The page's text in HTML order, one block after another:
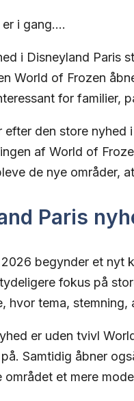
i gang….
i Disneyland Paris
World of Frozen
for familier,
efter den store
af World of
de nye områder,
Paris
begynder et nyt
fokus på
hvor tema,
er uden tvivl
Samtidig åbner
området et mere